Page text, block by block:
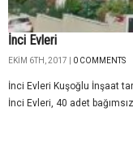
İnci Evleri
EKIM 6TH, 2017 | 0 COMMENTS
İnci Evleri Kuşoğlu İnşaat
İnci Evleri, 40 adet